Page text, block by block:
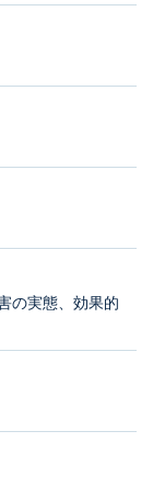
の実態、効果的